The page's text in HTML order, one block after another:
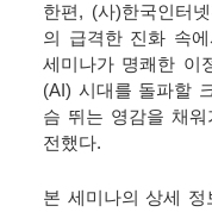
한편, (사)한국인터
의 급격한 진화 속
세미나가 명쾌한 이
(AI) 시대를 돌파할
슴 뛰는 영감을 채워
전했다.
본 세미나의 상세 정